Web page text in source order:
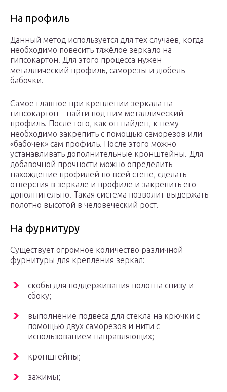
На профиль
Данный метод используется для тех случаев, когда
необходимо повесить тяжёлое зеркало на
гипсокартон. Для этого процесса нужен
металлический профиль, саморезы и дюбель-
бабочки.
Самое главное при креплении зеркала на
гипсокартон – найти под ним металлический
профиль. После того, как он найден, к нему
необходимо закрепить с помощью саморезов или
«бабочек» сам профиль. После этого можно
устанавливать дополнительные кронштейны. Для
добавочной прочности можно определить
нахождение профилей по всей стене, сделать
отверстия в зеркале и профиле и закрепить его
дополнительно. Такая система позволит выдержать
полотно высотой в человеческий рост.
На фурнитуру
Существует огромное количество различной
фурнитуры для крепления зеркал:
скобы для поддерживания полотна снизу и
сбоку;
выполнение подвеса для стекла на крючки с
помощью двух саморезов и нити с
использованием направляющих;
кронштейны;
зажимы;